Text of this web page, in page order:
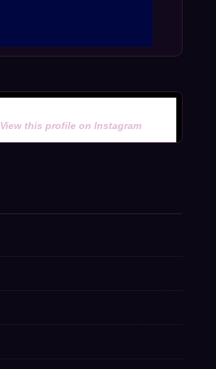
View this profile on Instagram